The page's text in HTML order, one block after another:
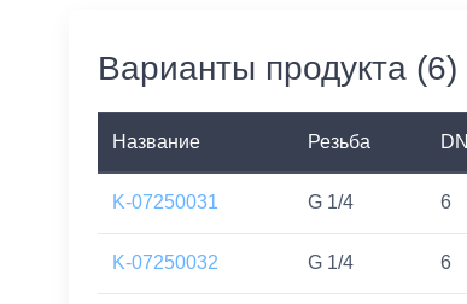
Варианты продукта (6)
Название Резьба DN
K-07250031 G 1/4 6
K-07250032 G 1/4 6